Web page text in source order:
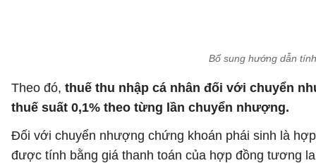
Bổ sung hướng dẫn
Theo đó, thuế thu nhập cá nhân đối với chuyển
thuế suất 0,1% theo từng lần chuyển nhượng.
Đối với chuyển nhượng chứng khoán phái sinh là
được tính bằng giá thanh toán của hợp đồng tương